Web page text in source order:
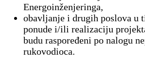
Energoinženjeringa,
obavljanje i drugih poslova u
ponude i/ili realizaciju
budu raspoređeni po nalogu
rukovodioca.